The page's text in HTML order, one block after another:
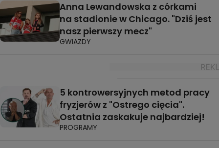
Anna Lewandowska z córkami
na stadionie w Chicago. "Dziś jest
nasz pierwszy mecz"
GWIAZDY
5 kontrowersyjnych metod pracy
fryzjerów z "Ostrego cięcia".
Ostatnia zaskakuje najbardziej!
PROGRAMY